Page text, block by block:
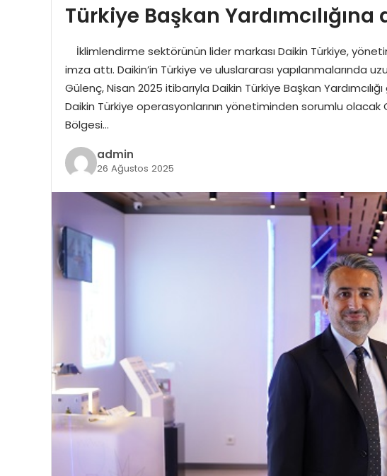
Türkiye Başkan Yardımcılığına
İklimlendirme sektörünün lider markası Daikin Türkiye,
imza attı. Daikin’in Türkiye ve uluslararası yapılanmalarında
Gülenç, Nisan 2025 itibarıyla Daikin Türkiye Başkan
Daikin Türkiye operasyonlarının yönetiminden sorumlu olacak
Bölgesi…
admin
26 Ağustos 2025